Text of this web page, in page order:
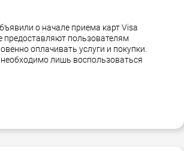
о начале приема карт Visa
предоставляют пользователям
оплачивать услуги и покупки.
лишь воспользоваться